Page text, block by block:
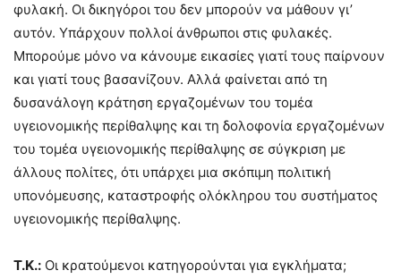
φυλακή. Οι δικηγόροι του δεν μπορούν να μάθουν γι’
αυτόν. Υπάρχουν πολλοί άνθρωποι στις φυλακές.
Μπορούμε μόνο να κάνουμε εικασίες γιατί τους παίρνουν
και γιατί τους βασανίζουν. Αλλά φαίνεται από τη
δυσανάλογη κράτηση εργαζομένων του τομέα
υγειονομικής περίθαλψης και τη δολοφονία εργαζομένων
του τομέα υγειονομικής περίθαλψης σε σύγκριση με
άλλους πολίτες, ότι υπάρχει μια σκόπιμη πολιτική
υπονόμευσης, καταστροφής ολόκληρου του συστήματος
υγειονομικής περίθαλψης.
Τ.Κ.: Οι κρατούμενοι κατηγορούνται για εγκλήματα;